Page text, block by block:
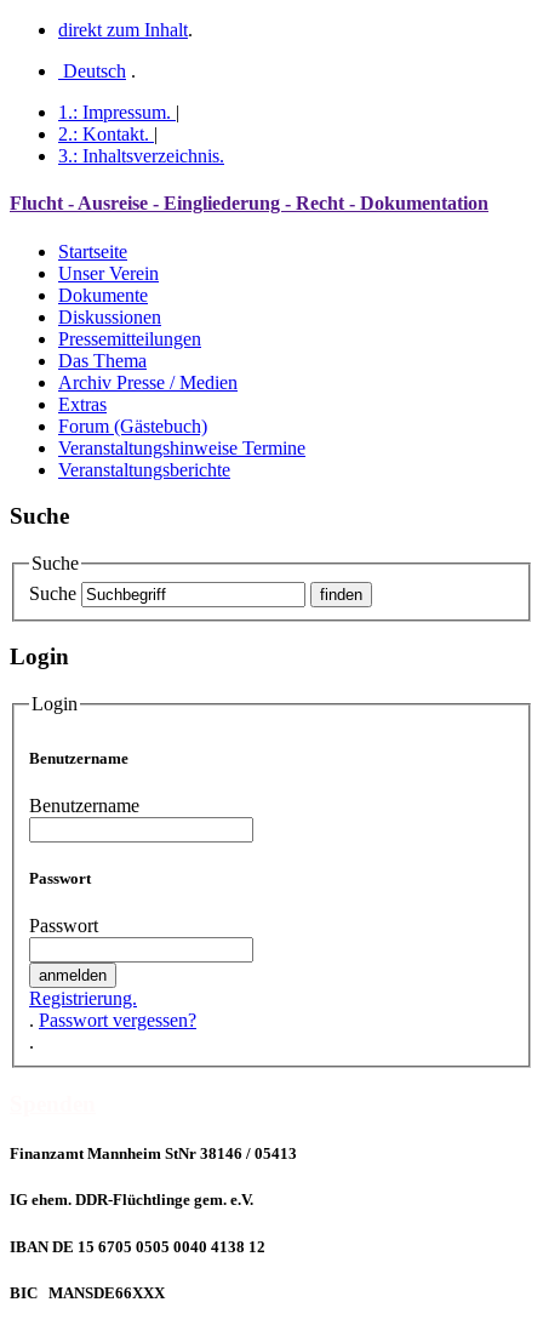
direkt zum Inhalt.
Deutsch .
1.: Impressum. |
2.: Kontakt. |
3.: Inhaltsverzeichnis.
Flucht - Ausreise - Eingliederung - Recht - Dokumentation
Startseite
Unser Verein
Dokumente
Diskussionen
Pressemitteilungen
Das Thema
Archiv Presse / Medien
Extras
Forum (Gästebuch)
Veranstaltungshinweise Termine
Veranstaltungsberichte
Suche
Suche
Suche
Login
Login
Benutzername
Benutzername
Passwort
Passwort
Registrierung.
. Passwort vergessen?
.
Finanzamt Mannheim StNr 38146 / 05413
IG ehem. DDR-Flüchtlinge gem. e.V.
IBAN DE 15 6705 0505 0040 4138 12
BIC MANSDE66XXX